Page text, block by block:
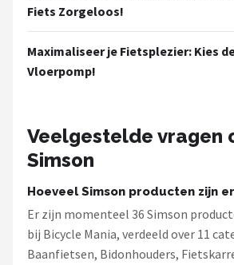
Fiets Zorgeloos!
Maximaliseer je Fietsplezier: Kies
Vloerpomp!
Veelgestelde vragen
Simson
Hoeveel Simson producten zijn
Er zijn momenteel 36 Simson
bij Bicycle Mania, verdeeld over 11
Baanfietsen, Bidonhouders,